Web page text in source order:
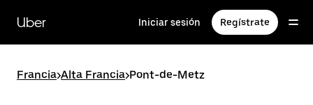
contenido
principal
Uber Iniciar sesión Regístrate
Francia>Alta Francia>Pont-de-Metz